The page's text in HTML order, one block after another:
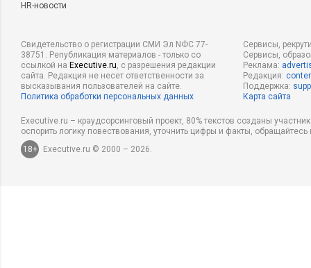
HR-новости
Свидетельство о регистрации СМИ Эл NФС 77-
38751. Републикация материалов - только со
ссылкой на Executive.ru, с разрешения редакции
сайта. Редакция не несет ответственности за
высказывания пользователей на сайте.
Политика обработки персональных данных
Сервисы,
Сервисы,
Реклама:
Редакция:
Поддержка:
Карта сайта
Executive.ru – краудсорсинговый проект, 80% текстов созданы
оспорить логику повествования, уточнить цифры и факты,
18+
Executive.ru © 2000 – 2026.